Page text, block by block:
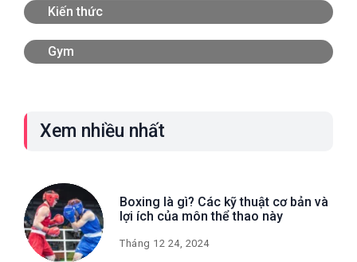
Kiến thức
Gym
Xem nhiều nhất
Boxing là gì? Các kỹ thuật cơ bản và
lợi ích của môn thể thao này
Tháng 12 24, 2024